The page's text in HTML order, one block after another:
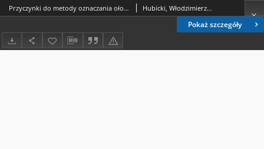
Pokaż szczegóły
Przyczynki do metody oznaczania ołowiu w stopach jako PbHPO4 = K voprosam po metodu oboznačaniâ svinca v splavah kak PbHPO4 = Beiträge zur Methode der Bestimmung von Blei in Legierungen als PbHPO4 Hubicki, Włodzimierz (1914-1977).; Frank, Barbara.; Sykut, Kazimierz (1923-2019).; Dziewałtowski, Czesław.